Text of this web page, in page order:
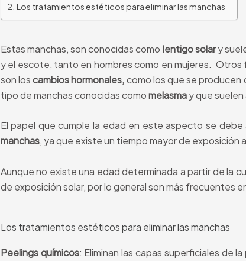
Los tratamientos estéticos para eliminar las manchas
Estas manchas, son conocidas como lentigo solary
y el escote, tanto en hombres como en mujeres. Otros
son loscambios hormonales,como los que se producen
tipo de manchas conocidas comomelasmay que suelen
El papel que cumple la edad en este aspecto se
manchas, ya que existe un tiempo mayor de exposición
Aunque no existe una edad determinada a partir de la
de exposición solar, por lo general son más frecuentes
Los tratamientos estéticos para eliminar las manchas
Peelings químicos: Eliminan las capas superficiales de